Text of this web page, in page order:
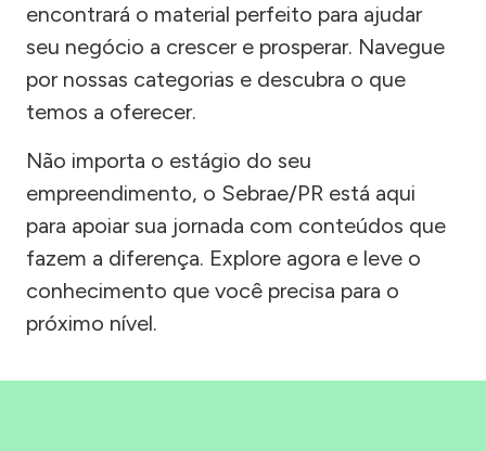
encontrará o material perfeito para ajudar
seu negócio a crescer e prosperar. Navegue
por nossas categorias e descubra o que
temos a oferecer.
Não importa o estágio do seu
empreendimento, o Sebrae/PR está aqui
para apoiar sua jornada com conteúdos que
fazem a diferença. Explore agora e leve o
conhecimento que você precisa para o
próximo nível.